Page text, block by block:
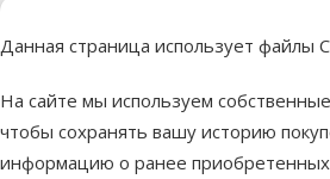
Данная страница использует файлы
На сайте мы используем
чтобы сохранять вашу историю
информацию о ранее приобретенных